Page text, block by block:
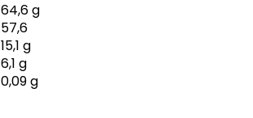
64,6 g
57,6
15,1 g
6,1 g
0,09 g